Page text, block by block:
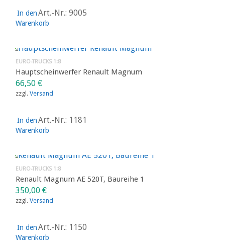
In den
Warenkorb
Art.-Nr.: 9005
EURO-TRUCKS 1:8
Hauptscheinwerfer Renault Magnum
66,50 €
zzgl. Versand
In den
Warenkorb
Art.-Nr.: 1181
EURO-TRUCKS 1:8
Renault Magnum AE 520T, Baureihe 1
350,00 €
zzgl. Versand
In den
Warenkorb
Art.-Nr.: 1150